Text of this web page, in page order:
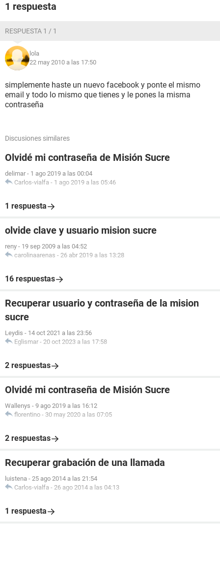
1 respuesta
RESPUESTA 1 / 1
lola
22 may 2010 a las 17:50
simplemente haste un nuevo facebook y ponte el mismo
email y todo lo mismo que tienes y le pones la misma
contraseña
Discusiones similares
Olvidé mi contraseña de Misión Sucre
delimar - 1 ago 2019 a las 00:04
Carlos-vialfa - 1 ago 2019 a las 05:46
1 respuesta
olvide clave y usuario mision sucre
reny - 19 sep 2009 a las 04:52
carolinaarenas - 26 abr 2019 a las 13:28
16 respuestas
Recuperar usuario y contraseña de la mision
sucre
Leydis - 14 oct 2021 a las 23:56
Eglismar - 20 oct 2023 a las 17:58
2 respuestas
Olvidé mi contraseña de Misión Sucre
Wallenys - 9 ago 2019 a las 16:12
florentino - 30 may 2020 a las 07:05
2 respuestas
Recuperar grabación de una llamada
luistena - 25 ago 2014 a las 21:54
Carlos-vialfa - 26 ago 2014 a las 04:13
1 respuesta